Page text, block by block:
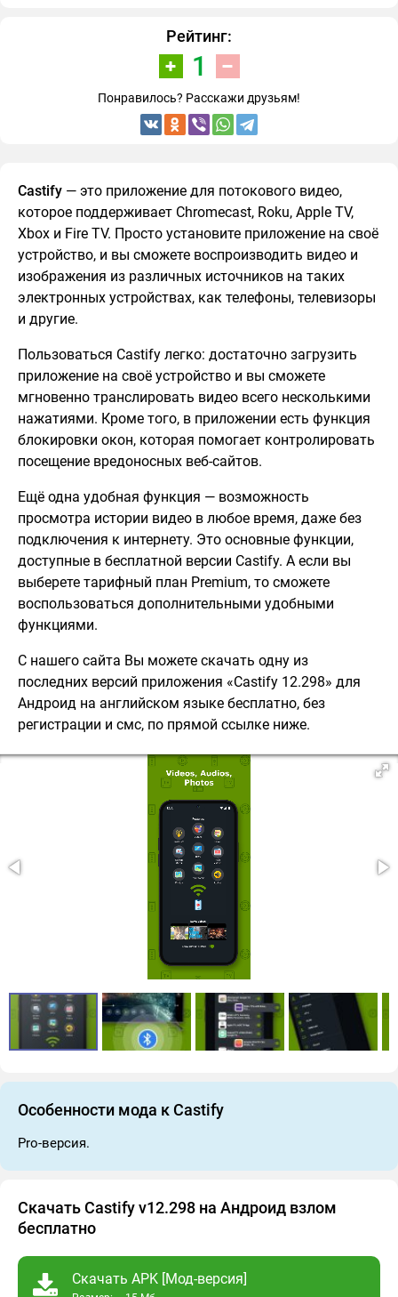
Рейтинг:
1
Понравилось? Расскажи друзьям!
Castify — это приложение для потокового видео,
которое поддерживает Chromecast, Roku, Apple TV,
Xbox и Fire TV. Просто установите приложение на своё
устройство, и вы сможете воспроизводить видео и
изображения из различных источников на таких
электронных устройствах, как телефоны, телевизоры
и другие.
Пользоваться Castify легко: достаточно загрузить
приложение на своё устройство и вы сможете
мгновенно транслировать видео всего несколькими
нажатиями. Кроме того, в приложении есть функция
блокировки окон, которая помогает контролировать
посещение вредоносных веб-сайтов.
Ещё одна удобная функция — возможность
просмотра истории видео в любое время, даже без
подключения к интернету. Это основные функции,
доступные в бесплатной версии Castify. А если вы
выберете тарифный план Premium, то сможете
воспользоваться дополнительными удобными
функциями.
С нашего сайта Вы можете скачать одну из
последних версий приложения «Castify 12.298» для
Андроид на английском языке бесплатно, без
регистрации и смс, по прямой ссылке ниже.
Особенности мода к Castify
Pro-версия.
Скачать Castify v12.298 на Андроид взлом
бесплатно
Скачать APK [Мод-версия]